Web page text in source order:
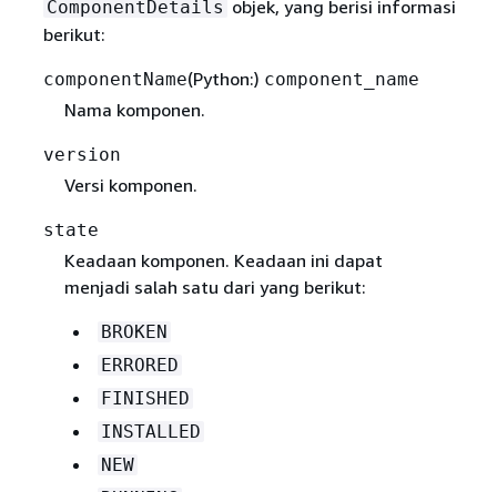
ComponentDetails objek, yang berisi informasi
berikut:
componentName(Python:) component_name
Nama komponen.
version
Versi komponen.
state
Keadaan komponen. Keadaan ini dapat
menjadi salah satu dari yang berikut:
BROKEN
ERRORED
FINISHED
INSTALLED
NEW